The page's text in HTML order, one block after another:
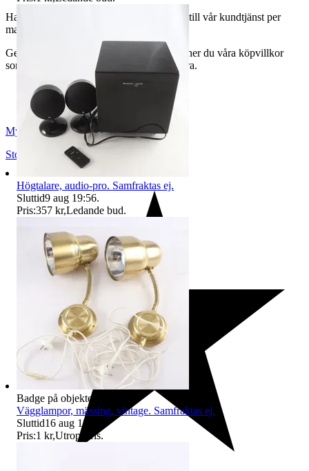
Har du frågor eller funderingar hör av dig till vår kundtjänst per
mail:
Genom att buda på våra annonser godkänner du våra köpvillkor
som du hittar på vår infosida här på Tradera.
Myrorna
Stockholm
Sverige
Högtalare, audio-pro. Samfraktas ej.
Sluttid9 aug 19:56.
Pris:357 kr,Ledande bud.
Badge på objektet:
Vägglampor, mässing, vintage. Samfraktas ej.
Sluttid16 aug 18:48
Pris:1 kr,Utropspris.